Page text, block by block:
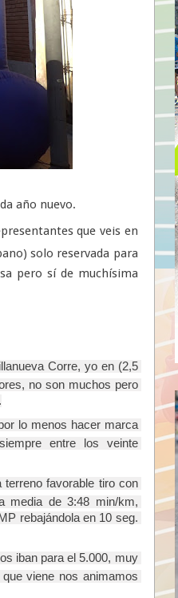
año nuevo.
que veis en
solo reservada para
pero sí de muchísima
Corre, yo en (2,5
no son muchos pero
lo menos hacer marca
entre los veinte
terreno favorable tiro con
media de 3:48 min/km,
rebajándola en 10 seg.
iban para el 5.000, muy
viene nos animamos